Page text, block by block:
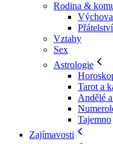
Rodina &
Výchova
Přátelství
Vztahy
Sex
Astrologie
Tarot a
Andělé
Tajemno
Zajímavosti